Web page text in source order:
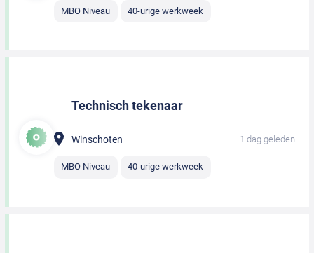
MBO Niveau 40-urige werkweek
Technisch tekenaar
Winschoten 1 dag geleden
MBO Niveau 40-urige werkweek